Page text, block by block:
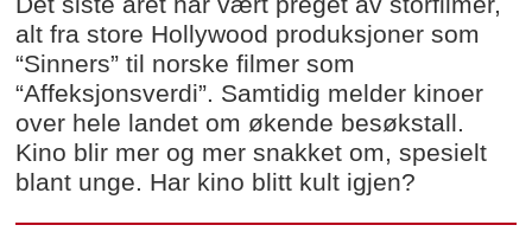
alt fra store Hollywood produksjoner som
“Sinners” til norske filmer som
“Affeksjonsverdi”. Samtidig melder kinoer
over hele landet om økende besøkstall.
Kino blir mer og mer snakket om, spesielt
blant unge. Har kino blitt kult igjen?